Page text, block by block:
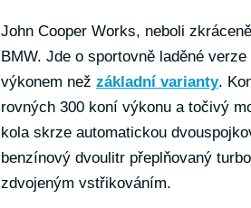
John Cooper Works, neboli
BMW. Jde o sportovně laděné
výkonem než základní varianty.
rovných 300 koní výkonu a točivý
kola skrze automatickou
benzínový dvoulitr přeplňovaný
zdvojeným vstřikováním.